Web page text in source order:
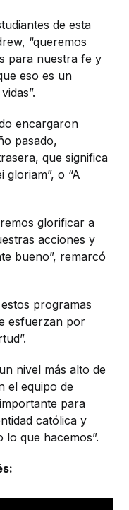
de esta
“queremos
para nuestra fe y
eso es un
encargaron
pasado,
que significa
gloriam”, o “A
glorificar a
acciones y
bueno”, remarcó
programas
esfuerzan por
nivel más alto de
el equipo de
para
católica y
que hacemos”.